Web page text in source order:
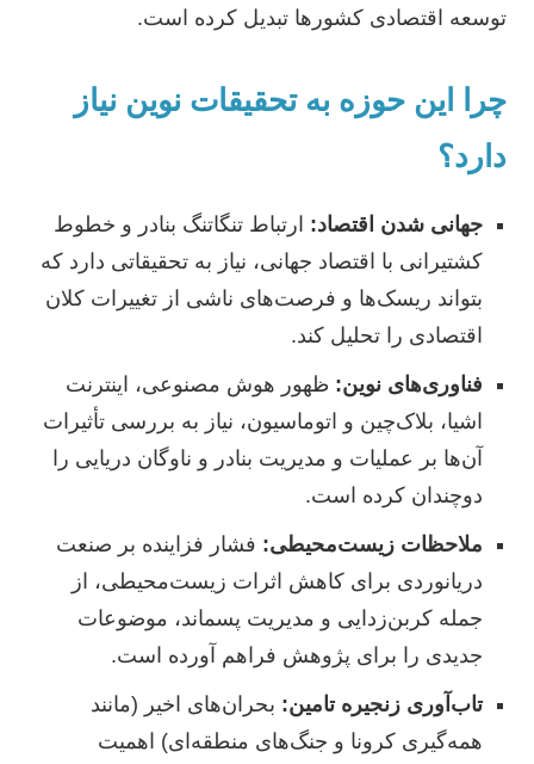
توسعه اقتصادی کشورها تبدیل کرده است.
چرا این حوزه به تحقیقات نوین نیاز
دارد؟
جهانی شدن اقتصاد: ارتباط تنگاتنگ بنادر و خطوط
کشتیرانی با اقتصاد جهانی، نیاز به تحقیقاتی دارد که
بتواند ریسک‌ها و فرصت‌های ناشی از تغییرات کلان
اقتصادی را تحلیل کند.
فناوری‌های نوین: ظهور هوش مصنوعی، اینترنت
اشیا، بلاک‌چین و اتوماسیون، نیاز به بررسی تأثیرات
آن‌ها بر عملیات و مدیریت بنادر و ناوگان دریایی را
دوچندان کرده است.
ملاحظات زیست‌محیطی: فشار فزاینده بر صنعت
دریانوردی برای کاهش اثرات زیست‌محیطی، از
جمله کربن‌زدایی و مدیریت پسماند، موضوعات
جدیدی را برای پژوهش فراهم آورده است.
تاب‌آوری زنجیره تامین: بحران‌های اخیر (مانند
همه‌گیری کرونا و جنگ‌های منطقه‌ای) اهمیت